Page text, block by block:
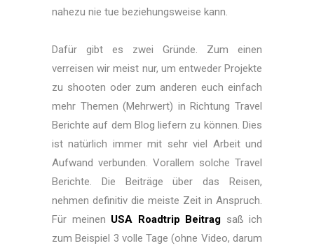
nahezu nie tue beziehungsweise kann.
Dafür gibt es zwei Gründe. Zum einen
verreisen wir meist nur, um entweder Projekte
zu shooten oder zum anderen euch einfach
mehr Themen (Mehrwert) in Richtung Travel
Berichte auf dem Blog liefern zu können. Dies
ist natürlich immer mit sehr viel Arbeit und
Aufwand verbunden. Vorallem solche Travel
Berichte. Die Beiträge über das Reisen,
nehmen definitiv die meiste Zeit in Anspruch.
Für meinen USA Roadtrip Beitrag saß ich
zum Beispiel 3 volle Tage (ohne Video, darum